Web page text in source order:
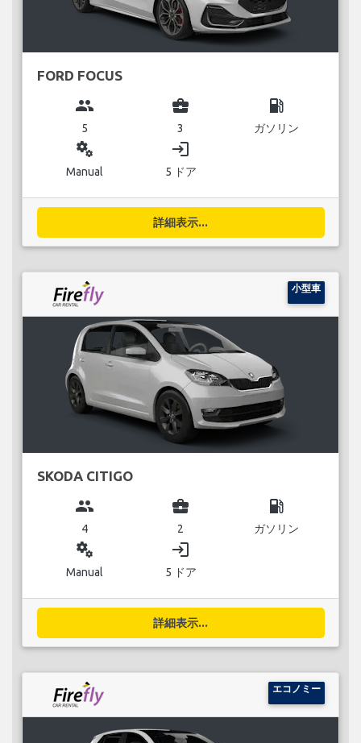
FORD FOCUS
group
5
business_center
3
local_gas_station
ガソリン
miscellaneous_services
Manual
login
5 ドア
詳細表示...
小型車
SKODA CITIGO
group
4
business_center
2
local_gas_station
ガソリン
miscellaneous_services
Manual
login
5 ドア
詳細表示...
エコノミー